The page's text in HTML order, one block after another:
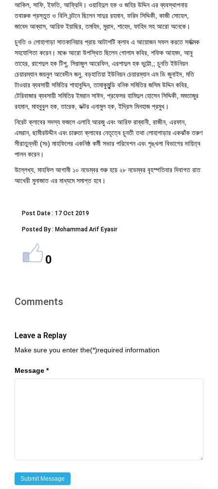
আকিল, সাফি, ইফতি, আফ্রিদি। ওয়াহিদুল হক ও জহির উদ্দিন এর ব্যবস্থাপনায়
তবারুক প্রস্তুত ও বিলি বন্টনে ছিলেন সাদুর রহমান, ফরিদ সিদ্দিকী, কাজী সোহেল,
জাবেদ আব্বাস, আরিফ ইয়াছির, তমহিদ, মুরাদ, শাহেদ, ফাহিদ সহ আরো অনেকে।
চুনতি ও লোহাগাড়া সাতকানিয়ার প্রায় আটাশটি ক্লাব এ আয়োজন সফল করতে সর্বাত্মক
সহযোগিতা করেন। মঞ্চে আরো উপস্থিত ছিলেন গোলাম কবির, শফিক আহমদ, আবু
তাহের, রাশেদুল হক টিপু, সিরাজুল আরেফিন, এরশাদুল হক ভুট্টো,; চুনতি ইউনিয়ন
চেয়ারম্যান জয়নুল আবেদীন জনু, বড়হাতিয়া ইউনিয়ন চেয়ারম্যান এম ডি জুনাইদ, মতি
টাওয়ার ব্যবসায়ী সমিতির শাহাবুদ্দিন, তামাকুমুন্ডি বনিক সমিতির জসিম উদ্দিন কবির,
টেরিবাজার ব্যবসায়ী সমিতির ইমরান সাঈদ, প্রফেসর হামিদুল হোসেন সিদ্দিকী, মমতাজুর
রহমান, মাহবুবুল হক, তারেক, ডক্টর এনামুল হক, ইদ্রিস মিনহাজ প্রমুখ।
নিরেট ক্লাবের সদস্য ফজলে এলাহি আরজু এবং আরিফ রাব্বানী, রাজীন, এরফান,
এমরান, ছামীরউদ্দীন এবং চারুতা ক্লাবের নেতৃত্বে চুনতী তথা লোহাগাড়ার একঝাঁক তরুণ
সীরাতুন্নবী (সঃ) মাহফিলের একনিষ্ঠ কর্মী সভার পরিবেশন এবং শৃঙ্খলা বিভাগের দায়িত্ব
পালন করেন।
উল্লেখ্য, মাহফিল আগামী ১০ নভেম্বর শুরু হয়ে ২৮ নভেম্বর বৃহস্পতিবার দিবাগত রাত
আখেরী মুনাজাত এর মাধ্যমে সমাপ্ত হবে।
Post Date : 17 Oct 2019
Posted By : Mohammad Arif Eyasir
0
Comments
Leave a Replay
Make sure you enter the(*)required information
Message *